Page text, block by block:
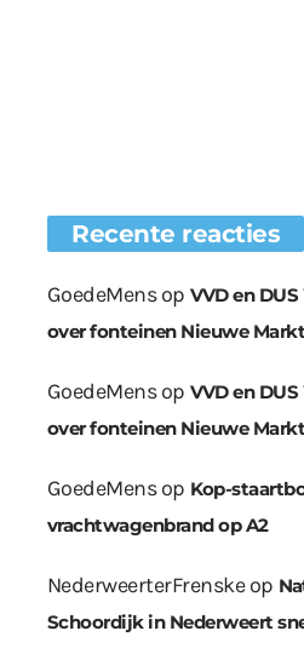
Recente reacties
GoedeMensop VVD en
over fonteinen Nieuwe Markt
GoedeMensop VVD en
over fonteinen Nieuwe Markt
GoedeMensop Kop-
vrachtwagenbrand op A2
NederweerterFrenskeop
Schoordijk in Nederweert